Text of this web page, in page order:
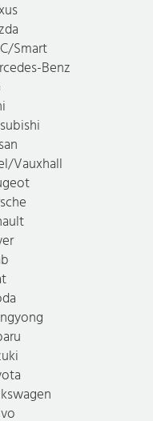
Smart
Benz
Vauxhall